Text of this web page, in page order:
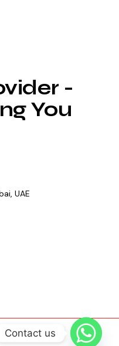
-
You
UAE
Contact us